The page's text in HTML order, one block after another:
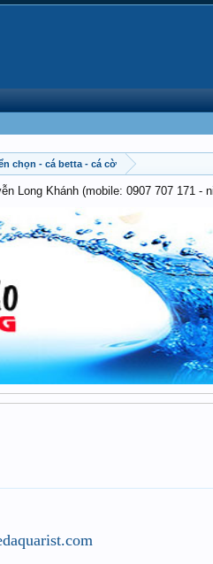
chọn - cá betta - cá cờ
Long Khánh (mobile: 0907 707 171